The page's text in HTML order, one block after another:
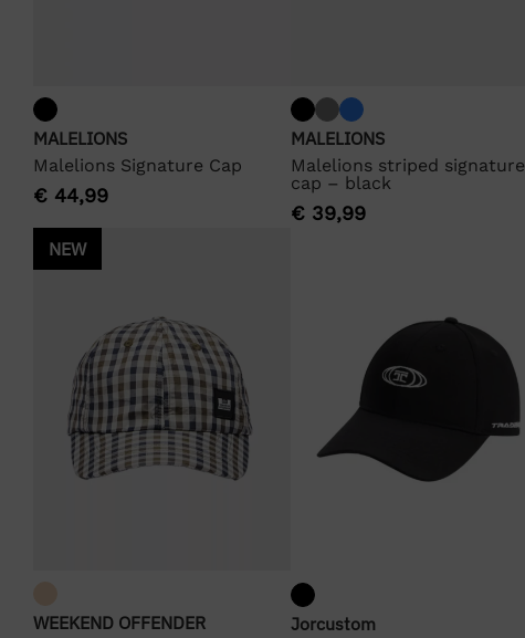
MALELIONS
Malelions Signature Cap
€ 44,99
MALELIONS
Malelions striped signature
cap – black
€39,99
NEW
WEEKEND OFFENDER Jorcustom